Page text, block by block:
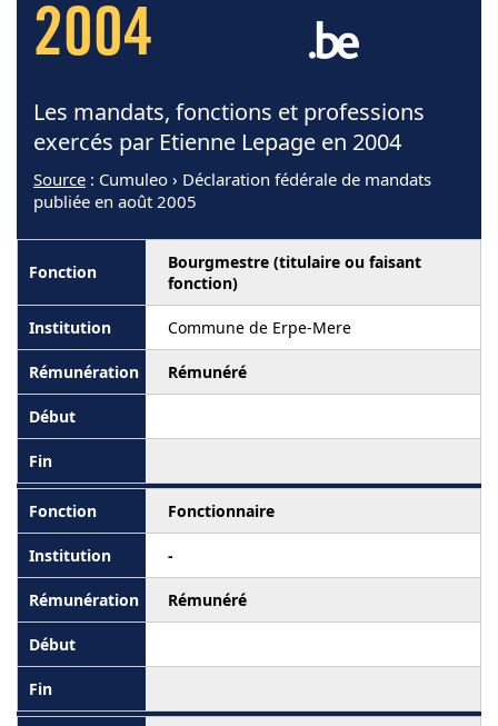
2004
Les mandats, fonctions et professions
exercés par Etienne Lepage en 2004
Source : Cumuleo › Déclaration fédérale de mandats
publiée en août 2005
Bourgmestre (titulaire ou faisant
fonction)
Commune de Erpe-Mere
Rémunéré
Fonctionnaire
-
Rémunéré